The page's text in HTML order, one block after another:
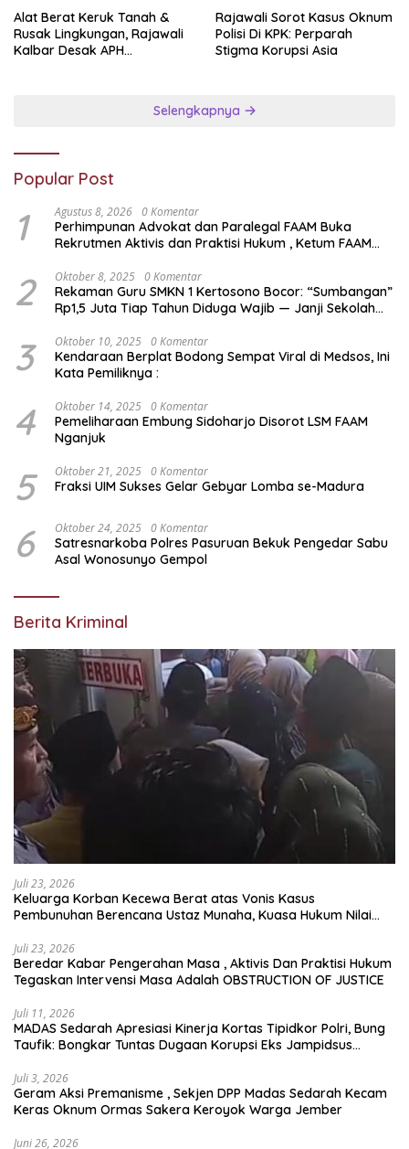
Alat Berat Keruk Tanah &
Rusak Lingkungan, Rajawali
Kalbar Desak APH
Rajawali Sorot Kasus Oknum
Polisi Di KPK: Perparah
Stigma Korupsi Asia
Selengkapnya
Popular Post
1 Agustus 8, 2026 0 Komentar
Perhimpunan Advokat dan Paralegal FAAM Buka
Rekrutmen Aktivis dan Praktisi Hukum , Ketum FAAM
2 Oktober 8, 2025 0 Komentar
Rekaman Guru SMKN 1 Kertosono Bocor: “Sumbangan”
Rp1,5 Juta Tiap Tahun Diduga Wajib — Janji Sekolah
3 Oktober 10, 2025 0 Komentar
Kendaraan Berplat Bodong Sempat Viral di Medsos, Ini
Kata Pemiliknya :
4 Oktober 14, 2025 0 Komentar
Pemeliharaan Embung Sidoharjo Disorot LSM FAAM
Nganjuk
5 Oktober 21, 2025 0 Komentar
Fraksi UIM Sukses Gelar Gebyar Lomba se-Madura
6 Oktober 24, 2025 0 Komentar
Satresnarkoba Polres Pasuruan Bekuk Pengedar Sabu
Asal Wonosunyo Gempol
Berita Kriminal
Juli 23, 2026
Keluarga Korban Kecewa Berat atas Vonis Kasus
Pembunuhan Berencana Ustaz Munaha, Kuasa Hukum Nilai
Juli 23, 2026
Beredar Kabar Pengerahan Masa , Aktivis Dan Praktisi Hukum
Tegaskan Intervensi Masa Adalah OBSTRUCTION OF JUSTICE
Juli 11, 2026
MADAS Sedarah Apresiasi Kinerja Kortas Tipidkor Polri, Bung
Taufik: Bongkar Tuntas Dugaan Korupsi Eks Jampidsus
Juli 3, 2026
Geram Aksi Premanisme , Sekjen DPP Madas Sedarah Kecam
Keras Oknum Ormas Sakera Keroyok Warga Jember
Juni 26, 2026